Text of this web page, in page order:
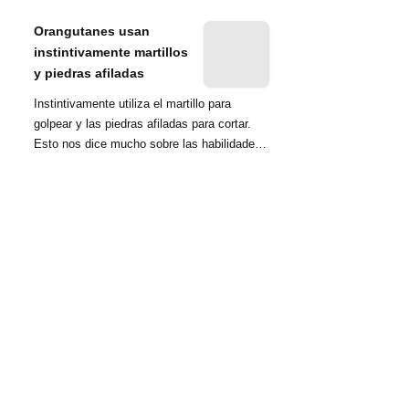
Orangutanes usan
instintivamente martillos
y piedras afiladas
Instintivamente utiliza el martillo para
golpear y las piedras afiladas para cortar.
Esto nos dice mucho sobre las habilidades